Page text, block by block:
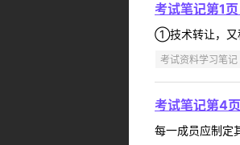
考试笔记第1
①技术转让，又
考试资料学习笔记
考试笔记第4
每一成员应制定